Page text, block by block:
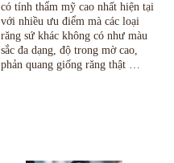
có tính thẩm mỹ cao nhất hiện tại
với nhiều ưu điểm mà các loại
răng sứ khác không có như màu
sắc đa dạng, độ trong mờ cao,
phản quang giống răng thật …